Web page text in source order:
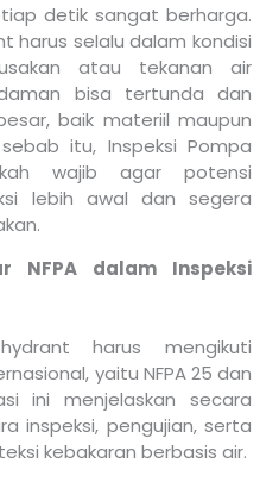
detik sangat berharga.
harus selalu dalam kondisi
atau tekanan air
bisa tertunda dan
baik materiil maupun
itu, Inspeksi Pompa
wajib agar potensi
lebih awal dan segera
NFPA dalam Inspeksi
harus mengikuti
yaitu NFPA 25 dan
ini menjelaskan secara
inspeksi, pengujian, serta
kebakaran berbasis air.